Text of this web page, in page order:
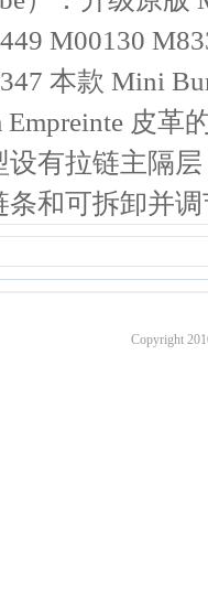
M00130
本款 Mini
Empreinte 皮革
设有拉链主隔
条和可拆卸并
Copyright